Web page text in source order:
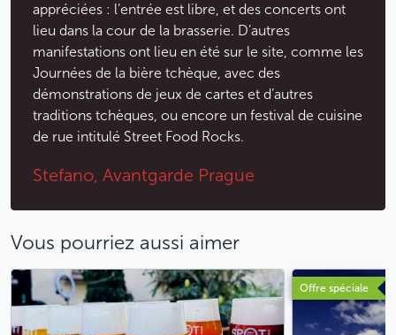
appréciées : l’entrée est libre, et des concerts ont
lieu dans la cour de la brasserie. D’autres
manifestations ont lieu en été sur le site, comme les
Journées de la bière tchèque, avec des
démonstrations de jeux de cartes et d’autres
traditions tchèques, ou encore un festival de cuisine
de rue intitulé Street Food Rocks.
Stefano, Avantgarde Prague
Vous pourriez aussi aimer
Offre spéciale